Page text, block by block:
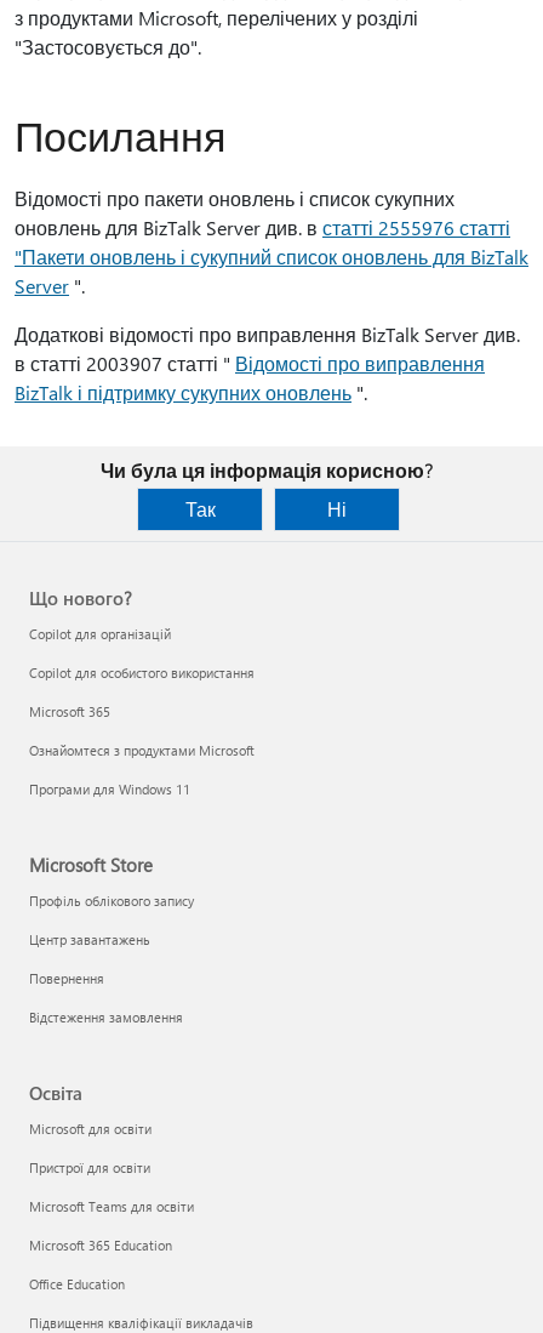
з продуктами Microsoft, перелічених у розділі
"Застосовується до".
Посилання
Відомості про пакети оновлень і список сукупних
оновлень для BizTalk Server див. в статті 2555976 статті
"Пакети оновлень і сукупний список оновлень для BizTalk
Server ".
Додаткові відомості про виправлення BizTalk Server див.
в статті 2003907 статті " Відомості про виправлення
BizTalk і підтримку сукупних оновлень ".
Чи була ця інформація корисною?
Так
Ні
Що нового?
Copilot для організацій
Copilot для особистого використання
Microsoft 365
Ознайомтеся з продуктами Microsoft
Програми для Windows 11
Microsoft Store
Профіль облікового запису
Центр завантажень
Повернення
Відстеження замовлення
Освіта
Microsoft для освіти
Пристрої для освіти
Microsoft Teams для освіти
Microsoft 365 Education
Office Education
Підвищення кваліфікації викладачів